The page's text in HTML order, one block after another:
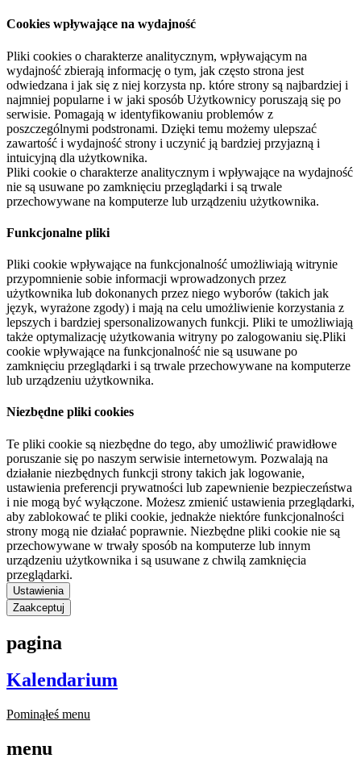
Cookies wpływające na wydajność
Pliki cookies o charakterze analitycznym, wpływającym na
wydajność zbierają informację o tym, jak często strona jest
odwiedzana i jak się z niej korzysta np. które strony są najbardziej i
najmniej popularne i w jaki sposób Użytkownicy poruszają się po
serwisie. Pomagają w identyfikowaniu problemów z
poszczególnymi podstronami. Dzięki temu możemy ulepszać
zawartość i wydajność strony i uczynić ją bardziej przyjazną i
intuicyjną dla użytkownika.
Pliki cookie o charakterze analitycznym i wpływające na wydajność
nie są usuwane po zamknięciu przeglądarki i są trwale
przechowywane na komputerze lub urządzeniu użytkownika.
Funkcjonalne pliki
Pliki cookie wpływające na funkcjonalność umożliwiają witrynie
przypomnienie sobie informacji wprowadzonych przez
użytkownika lub dokonanych przez niego wyborów (takich jak
język, wyrażone zgody) i mają na celu umożliwienie korzystania z
lepszych i bardziej spersonalizowanych funkcji. Pliki te umożliwiają
także optymalizację użytkowania witryny po zalogowaniu się.Pliki
cookie wpływające na funkcjonalność nie są usuwane po
zamknięciu przeglądarki i są trwale przechowywane na komputerze
lub urządzeniu użytkownika.
Niezbędne pliki cookies
Te pliki cookie są niezbędne do tego, aby umożliwić prawidłowe
poruszanie się po naszym serwisie internetowym. Pozwalają na
działanie niezbędnych funkcji strony takich jak logowanie,
ustawienia preferencji prywatności lub zapewnienie bezpieczeństwa
i nie mogą być wyłączone. Możesz zmienić ustawienia przeglądarki,
aby zablokować te pliki cookie, jednakże niektóre funkcjonalności
strony mogą nie działać poprawnie. Niezbędne pliki cookie nie są
przechowywane w trwały sposób na komputerze lub innym
urządzeniu użytkownika i są usuwane z chwilą zamknięcia
przeglądarki.
Ustawienia
Zaakceptuj
pagina
Kalendarium
Pominąłeś menu
menu